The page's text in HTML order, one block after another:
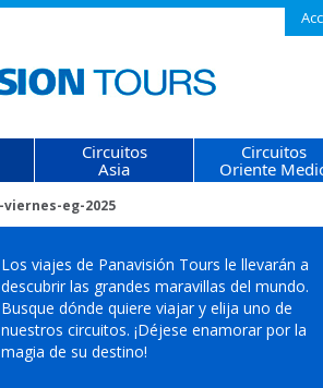
Circuitos
Asia
Circuitos
Oriente
eg-2025
Los viajes de Panavisión Tours le llevarán a
descubrir las grandes maravillas del mundo.
Busque dónde quiere viajar y elija uno de
nuestros circuitos. ¡Déjese enamorar por la
magia de su destino!